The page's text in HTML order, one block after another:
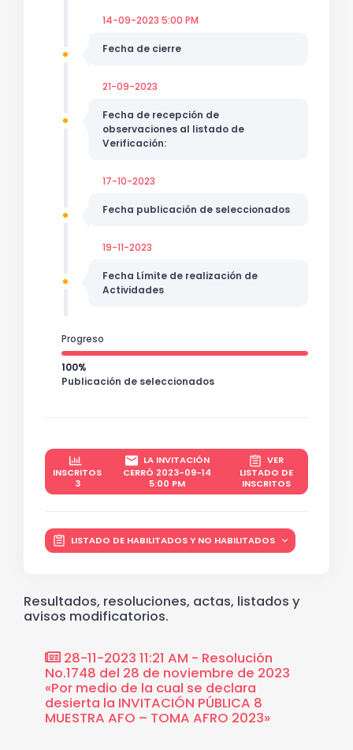
14-09-2023 5:00 PM
Fecha de cierre
21-09-2023
Fecha de recepción de
observaciones al listado de
Verificación:
17-10-2023
Fecha publicación de seleccionados
19-11-2023
Fecha Límite de realización de
Actividades
Progreso
100%
Publicación de seleccionados
INSCRITOS
3
LA INVITACIÓN
CERRÓ 2023-09-14
5:00 PM
VER
LISTADO DE
INSCRITOS
LISTADO DE HABILITADOS Y NO HABILITADOS
Resultados, resoluciones, actas, listados y
avisos modificatorios.
28-11-2023 11:21 AM - Resolución
No.1748 del 28 de noviembre de 2023
«Por medio de la cual se declara
desierta la INVITACIÓN PÚBLICA 8
MUESTRA AFO – TOMA AFRO 2023»